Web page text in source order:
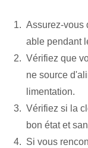
Assurez-vous
able pendant
Vérifiez que
ne source
limentation.
Vérifiez si la
bon état et
Si vous